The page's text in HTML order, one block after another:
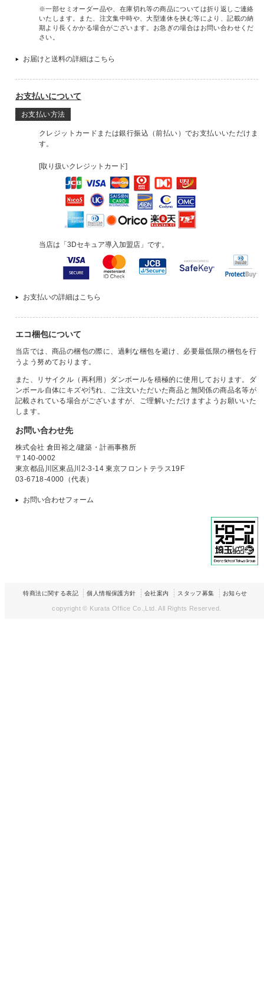
※一部セミオーダー品や、在庫切れ等の商品については折り返しご連絡
いたします。また、注文集中時や、大型連休を挟む等により、記載の納
期より長くかかる場合がございます。お急ぎの場合はお問い合わせくだ
さい。
お届けと送料の詳細はこちら
お支払いについて
お支払い方法
クレジットカードまたは銀行振込（前払い）でお支払いいただけま
す。
[取り扱いクレジットカード]
当店は「3Dセキュア導入加盟店」です。
お支払いの詳細はこちら
エコ梱包について
当店では、商品の梱包の際に、過剰な梱包を避け、必要最低限の梱包を行
うよう努めております。
また、リサイクル（再利用）ダンボールを積極的に使用しております。ダ
ンボール自体にキズや汚れ、ご注文いただいた商品と無関係の商品名等が
記載されている場合がございますが、ご理解いただけますようお願いいた
します。
お問い合わせ先
株式会社 倉田裕之/建築・計画事務所
〒140-0002
東京都品川区東品川2-3-14 東京フロントテラス19F
03-6718-4000（代表）
お問い合わせフォーム
特商法に関する表記 個人情報保護方針 会社案内 スタッフ募集 お知らせ
copyright © Kurata Office Co.,Ltd. All Rights Reserved.